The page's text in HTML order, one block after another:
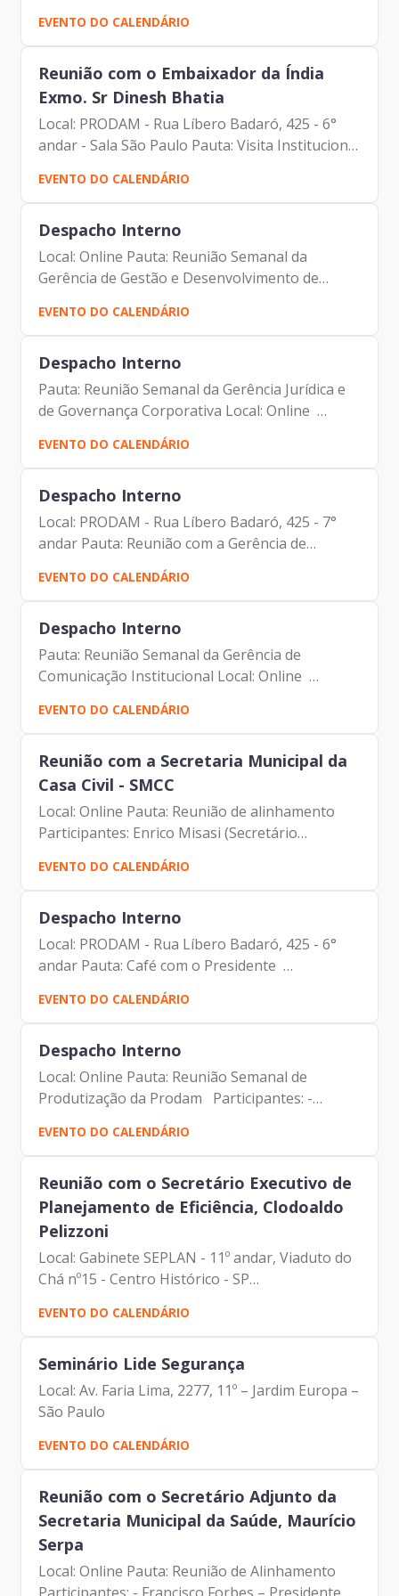
EVENTO DO CALENDÁRIO
Reunião com o Embaixador da Índia
Exmo. Sr Dinesh Bhatia
Local: PRODAM - Rua Líbero Badaró, 425 - 6°
andar - Sala São Paulo Pauta: Visita Institucional
Participantes: - Francisco Forbes – Presidente |
Prodam-SP - Elias Fares Hadi - Assessor da...
EVENTO DO CALENDÁRIO
Despacho Interno
Local: Online Pauta: Reunião Semanal da
Gerência de Gestão e Desenvolvimento de
Pessoas Participantes: - Francisco Forbes –
Presidente | Prodam-SP - André Tomiatto -
Assessor da Presidência |...
EVENTO DO CALENDÁRIO
Despacho Interno
Pauta: Reunião Semanal da Gerência Jurídica e
de Governança Corporativa Local: Online
Participantes: - Francisco Forbes – Presidente |
Prodam-SP - André Tomiatto - Assessor da
Presidência |...
EVENTO DO CALENDÁRIO
Despacho Interno
Local: PRODAM - Rua Líbero Badaró, 425 - 7°
andar Pauta: Reunião com a Gerência de
Agilidade e Projetos/DRM Participantes: -
Francisco Forbes – Presidente | Prodam-SP -
André Tomiatto - Assessor...
EVENTO DO CALENDÁRIO
Despacho Interno
Pauta: Reunião Semanal da Gerência de
Comunicação Institucional Local: Online
Participantes: - Francisco Forbes – Presidente |
Prodam-SP - André Tomiatto - Assessor da
Presidência | Prodam-SP -...
EVENTO DO CALENDÁRIO
Reunião com a Secretaria Municipal da
Casa Civil - SMCC
Local: Online Pauta: Reunião de alinhamento
Participantes: Enrico Misasi (Secretário
Municipal da Casa Civil) Francisco de Padovan
Forbes (Diretor- Presidente da Prodam)
EVENTO DO CALENDÁRIO
Despacho Interno
Local: PRODAM - Rua Líbero Badaró, 425 - 6°
andar Pauta: Café com o Presidente
Participantes: - Francisco Forbes – Presidente |
Prodam-SP - Estagiários| Prodam-SP
EVENTO DO CALENDÁRIO
Despacho Interno
Local: Online Pauta: Reunião Semanal de
Produtização da Prodam Participantes: -
Francisco Forbes – Presidente | Prodam-SP -
André Tomiatto - Assessor da Presidência |
Prodam-SP - Maurício...
EVENTO DO CALENDÁRIO
Reunião com o Secretário Executivo de
Planejamento de Eficiência, Clodoaldo
Pelizzoni
Local: Gabinete SEPLAN - 11º andar, Viaduto do
Chá nº15 - Centro Histórico - SP
Pauta: Financiamento Participantes: - Francisco
Forbes – Presidente | Prodam-SP - André
Tomiatto de Oliveira -...
EVENTO DO CALENDÁRIO
Seminário Lide Segurança
Local: Av. Faria Lima, 2277, 11º – Jardim Europa –
São Paulo
EVENTO DO CALENDÁRIO
Reunião com o Secretário Adjunto da
Secretaria Municipal da Saúde, Maurício
Serpa
Local: Online Pauta: Reunião de Alinhamento